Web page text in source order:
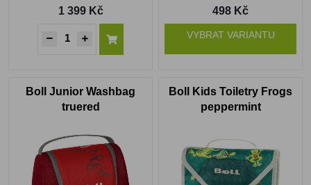
1 399 Kč 498 Kč
VYBRAT VARIANTU
Boll Junior Washbag
truered
Boll Kids Toiletry Frogs
peppermint